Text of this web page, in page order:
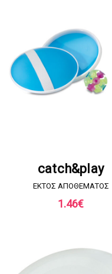
ΖΗΤΗΣΤΕ ΠΡΟΣΦΟΡΑ
catch&play
EKTOΣ ΑΠΟΘΕΜΑΤΟΣ
1.46€